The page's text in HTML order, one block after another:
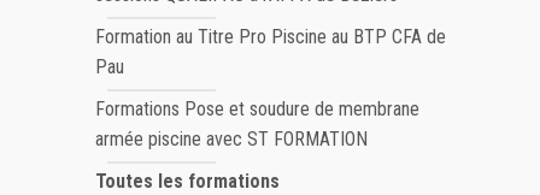
Formation au Titre Pro Piscine au BTP CFA de
Pau
Formations Pose et soudure de membrane
armée piscine avec ST FORMATION
Toutes les formations